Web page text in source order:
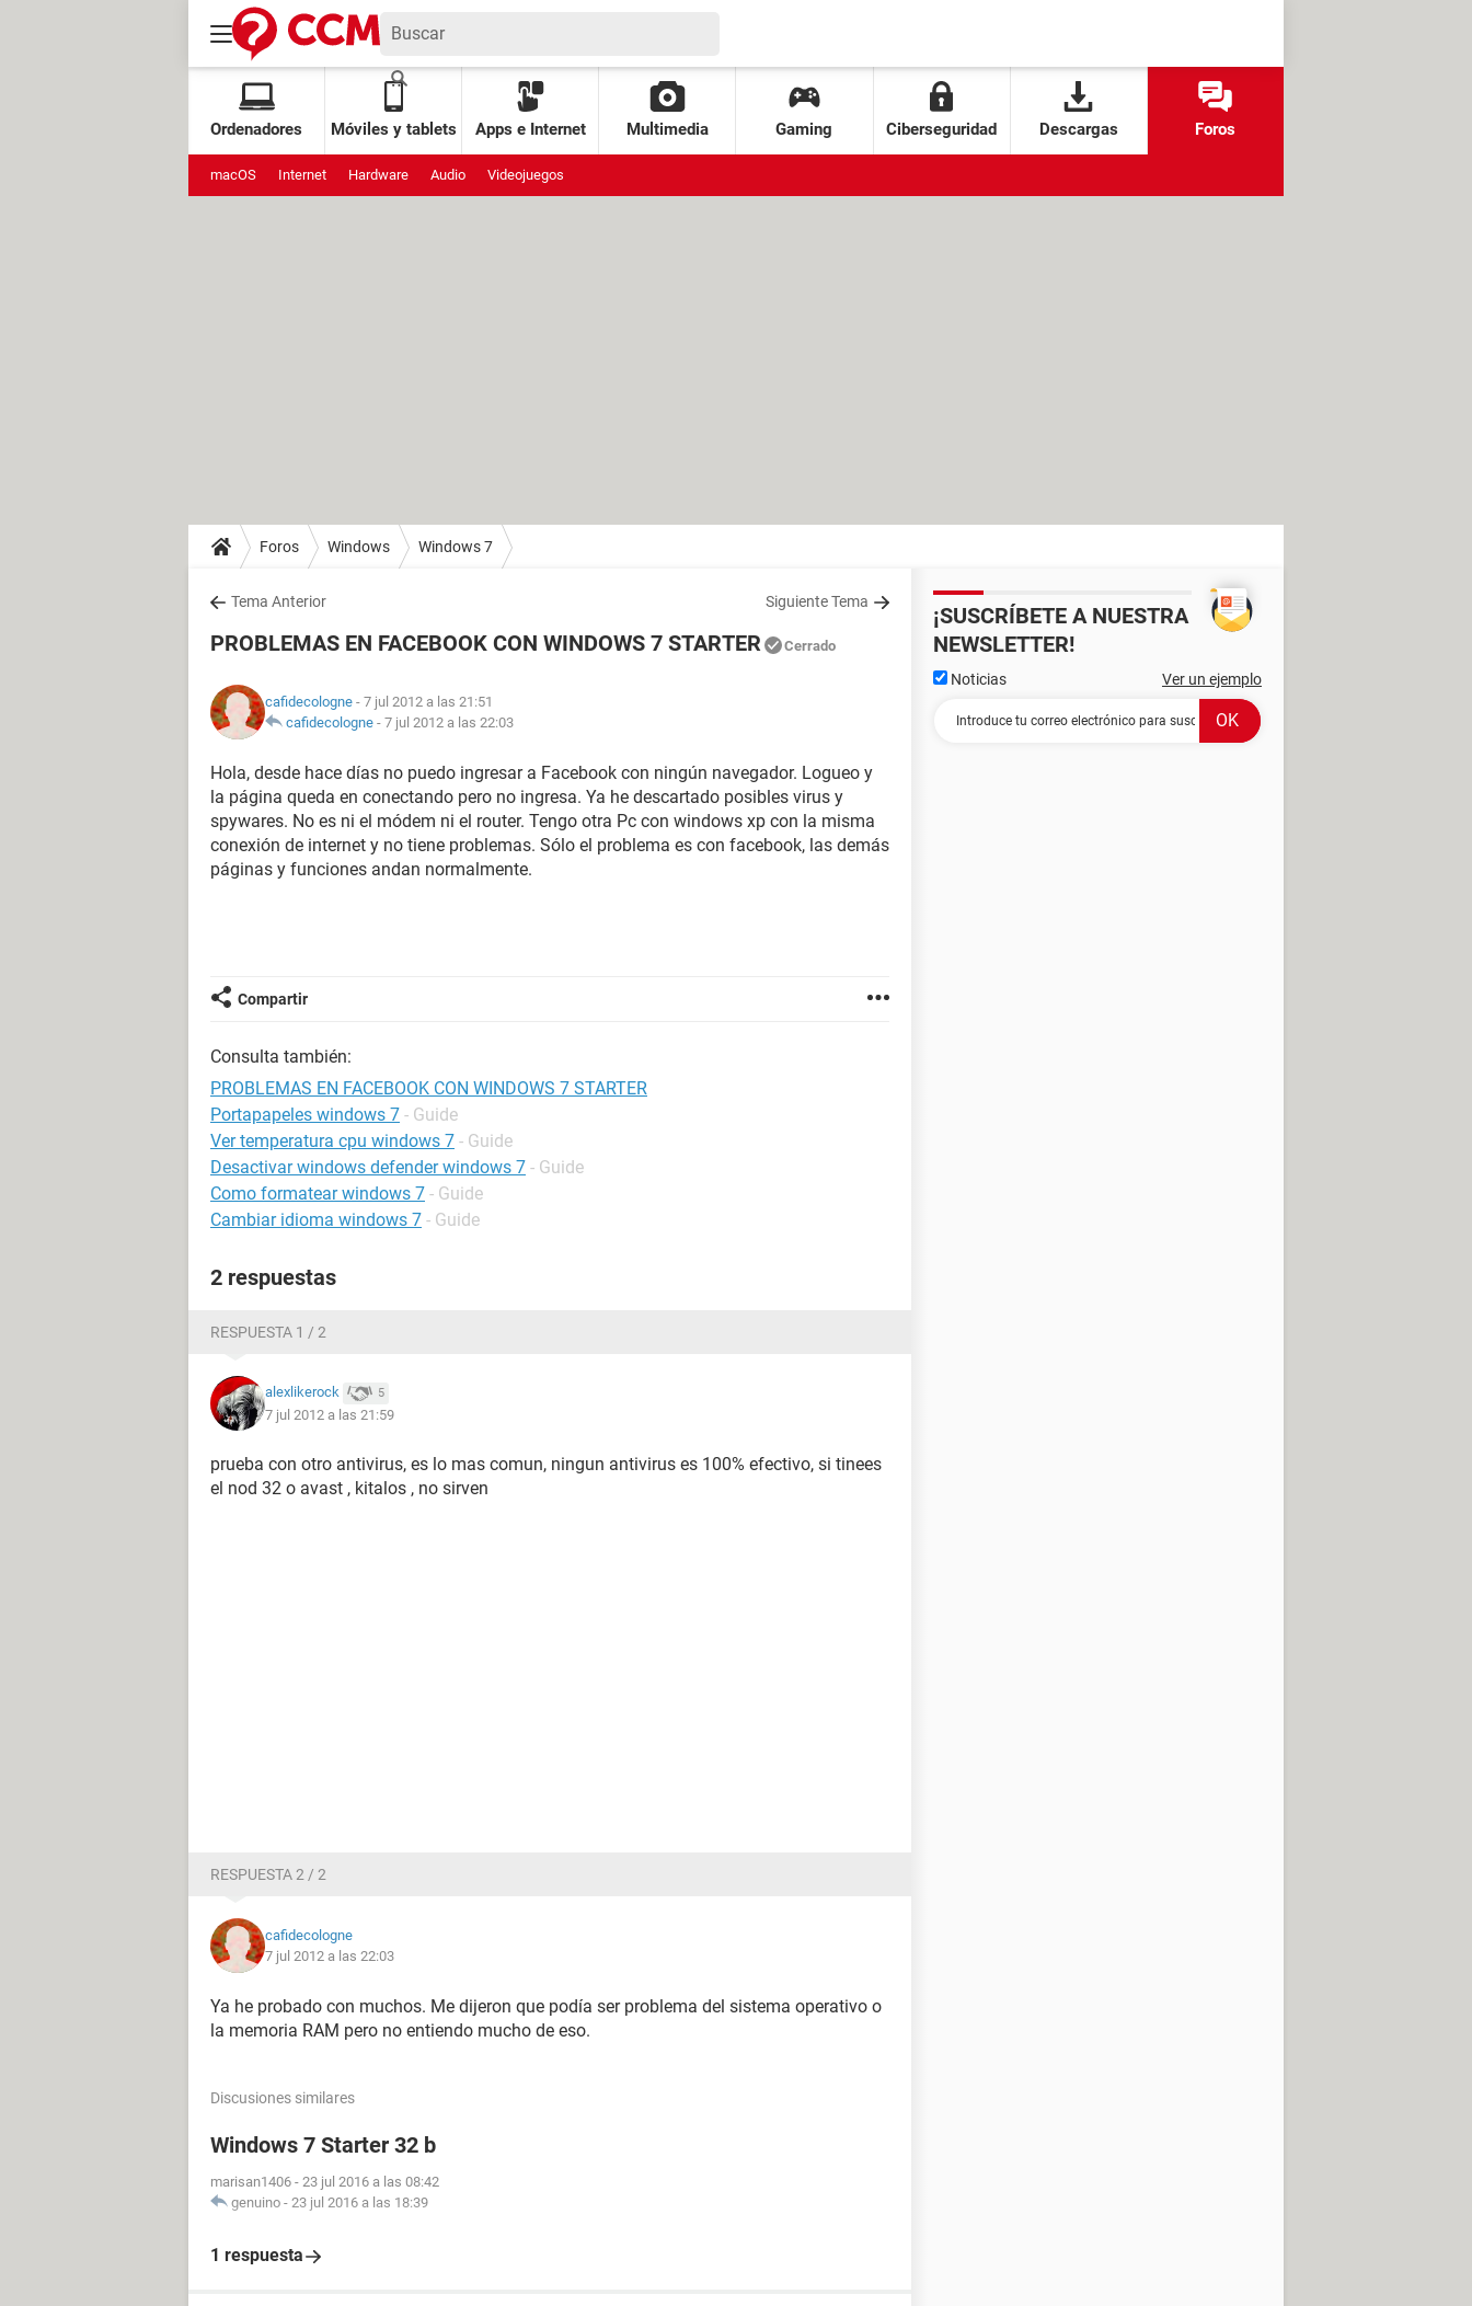
Ordenadores Móviles y tablets Apps e Internet Multimedia Gaming Ciberseguridad Descargas Foros
macOS Internet Hardware Audio Videojuegos
Foros Windows Windows 7
Tema Anterior Siguiente Tema
PROBLEMAS EN FACEBOOK CON WINDOWS 7 STARTER Cerrado
cafidecologne - 7 jul 2012 a las 21:51
cafidecologne - 7 jul 2012 a las 22:03
Hola, desde hace días no puedo ingresar a Facebook con ningún navegador. Logueo y
la página queda en conectando pero no ingresa. Ya he descartado posibles virus y
spywares. No es ni el módem ni el router. Tengo otra Pc con windows xp con la misma
conexión de internet y no tiene problemas. Sólo el problema es con facebook, las demás
páginas y funciones andan normalmente.
Compartir
Consulta también:
PROBLEMAS EN FACEBOOK CON WINDOWS 7 STARTER
Portapapeles windows 7 - Guide
Ver temperatura cpu windows 7 - Guide
Desactivar windows defender windows 7 - Guide
Como formatear windows 7 - Guide
Cambiar idioma windows 7 - Guide
2 respuestas
RESPUESTA 1 / 2
alexlikerock 5
7 jul 2012 a las 21:59
prueba con otro antivirus, es lo mas comun, ningun antivirus es 100% efectivo, si tinees
el nod 32 o avast , kitalos , no sirven
RESPUESTA 2 / 2
cafidecologne
7 jul 2012 a las 22:03
Ya he probado con muchos. Me dijeron que podía ser problema del sistema operativo o
la memoria RAM pero no entiendo mucho de eso.
Discusiones similares
Windows 7 Starter 32 b
marisan1406 - 23 jul 2016 a las 08:42
genuino - 23 jul 2016 a las 18:39
1 respuesta
¡SUSCRÍBETE A NUESTRA
NEWSLETTER!
Noticias Ver un ejemplo